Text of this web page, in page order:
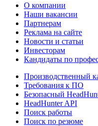
О компании
Наши вакансии
Партнерам
Реклама на сайте
Новости и статьи
Инвесторам
Кандидаты по
Производственный
Требования к ПО
Безопасный
HeadHunter API
Поиск работы
Поиск по резюме